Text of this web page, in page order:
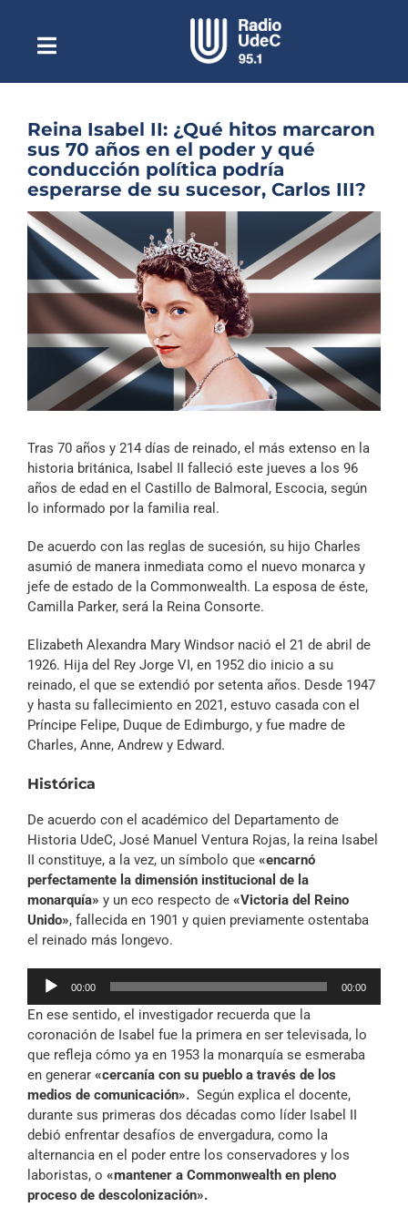
contenidoToggle
NavigationEscuchar Radio UdeC en vivo
Quiénes Somos
Programación
Podcast
Noticias
Reportajes
Columnas
Música Clásica
Especiales
Reina Isabel II: ¿Qué hitos marcaron
sus 70 años en el poder y qué
conducción política podría
esperarse de su sucesor, Carlos III?
Ver
imagen
más
grande
Tras 70 años y 214 días de reinado, el más extenso en la
historia británica, Isabel II falleció este jueves a los 96
años de edad en el Castillo de Balmoral, Escocia, según
lo informado por la familia real.
De acuerdo con las reglas de sucesión, su hijo Charles
asumió de manera inmediata como el nuevo monarca y
jefe de estado de la Commonwealth. La esposa de éste,
Camilla Parker, será la Reina Consorte.
Elizabeth Alexandra Mary Windsor nació el 21 de abril de
1926. Hija del Rey Jorge VI, en 1952 dio inicio a su
reinado, el que se extendió por setenta años. Desde 1947
y hasta su fallecimiento en 2021, estuvo casada con el
Príncipe Felipe, Duque de Edimburgo, y fue madre de
Charles, Anne, Andrew y Edward.
Histórica
De acuerdo con el académico del Departamento de
Historia UdeC, José Manuel Ventura Rojas, la reina Isabel
II constituye, a la vez, un símbolo que «encarnó
perfectamente la dimensión institucional de la
monarquía» y un eco respecto de «Victoria del Reino
Unido», fallecida en 1901 y quien previamente ostentaba
el reinado más longevo.
Reproductor
audio
00:00 00:00
En ese sentido, el investigador recuerda que la
coronación de Isabel fue la primera en ser televisada, lo
que refleja cómo ya en 1953 la monarquía se esmeraba
en generar «cercanía con su pueblo a través de los
medios de comunicación». Según explica el docente,
durante sus primeras dos décadas como líder Isabel II
debió enfrentar desafíos de envergadura, como la
alternancia en el poder entre los conservadores y los
laboristas, o «mantener a Commonwealth en pleno
proceso de descolonización».